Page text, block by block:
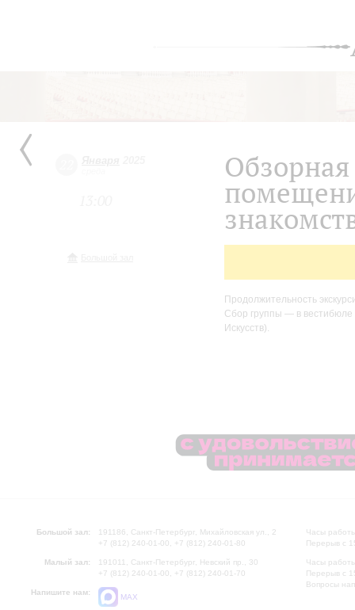
Продолжительность
Сбор группы — в
Искусств).
Большой зал:
191186, Санкт-Петербург, Михайловская ул., 2
+7 (812) 240-01-00, +7 (812) 240-01-80
Малый зал:
191011, Санкт-Петербург, Невский пр., 30
+7 (812) 240-01-00, +7 (812) 240-01-70
Напишите нам:
MAX
Часы
Перерыв с
Часы
Перерыв с
Вопросы